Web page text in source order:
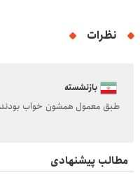
نظرات
بازنشسته
طبق معمول همشون خواب
مطالب پیشنهادی